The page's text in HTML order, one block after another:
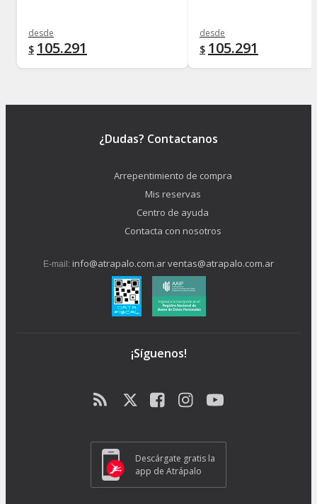
desde
$ 105.291
desde
$ 105.291
¿Dudas? Contactanos
Arrepentimiento de compra
Mis reservas
Centro de ayuda
Contacta con nosotros
E-mail: info@atrapalo.com.arventas@atrapalo.com.ar
¡Síguenos!
Descárgate gratis la
app de Atrápalo